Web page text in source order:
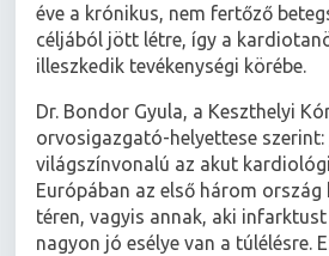
éve a krónikus, nem fertőző
céljából jött létre, így a
illeszkedik tevékenységi körébe.
Dr. Bondor Gyula, a Keszthelyi
orvosigazgató-helyettese
világszínvonalú az akut
Európában az első három
téren, vagyis annak, aki
nagyon jó esélye van a túlélésre.